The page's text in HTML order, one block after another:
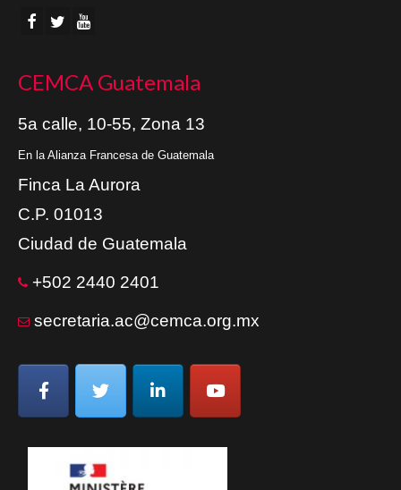
CEMCA Guatemala
5a calle, 10-55, Zona 13
En la Alianza Francesa de Guatemala
Finca La Aurora
C.P. 01013
Ciudad de Guatemala
+502 2440 2401
secretaria.ac@cemca.org.mx